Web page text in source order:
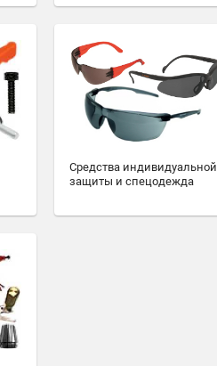
Средства индивидуальной
защиты и спецодежда